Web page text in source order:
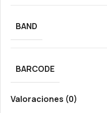
BAND
BARCODE
Valoraciones (0)